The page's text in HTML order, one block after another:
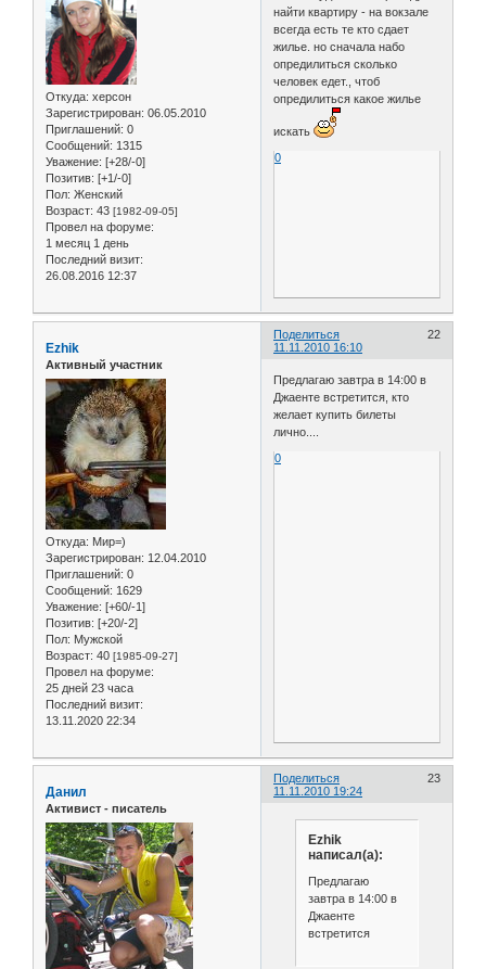
Откуда: херсон
Зарегистрирован: 06.05.2010
Приглашений: 0
Сообщений: 1315
Уважение: [+28/-0]
Позитив: [+1/-0]
Пол: Женский
Возраст: 43 [1982-09-05]
Провел на форуме:
1 месяц 1 день
Последний визит:
26.08.2016 12:37
найти квартиру - на вокзале
всегда есть те кто сдает
жилье. но сначала набо
опредилиться сколько
человек едет., чтоб
опредилиться какое жилье
искать
0
Поделиться
22
11.11.2010 16:10
Ezhik
Активный участник
Откуда: Мир=)
Зарегистрирован: 12.04.2010
Приглашений: 0
Сообщений: 1629
Уважение: [+60/-1]
Позитив: [+20/-2]
Пол: Мужской
Возраст: 40 [1985-09-27]
Провел на форуме:
25 дней 23 часа
Последний визит:
13.11.2020 22:34
Предлагаю завтра в 14:00 в
Джаенте встретится, кто
желает купить билеты
лично....
0
Поделиться
23
11.11.2010 19:24
Данил
Активист - писатель
Ezhik
написал(а):
Предлагаю
завтра в 14:00 в
Джаенте
встретится